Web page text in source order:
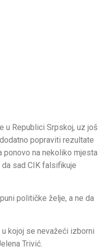
u Republici Srpskoj, uz još
popraviti rezultate
ponovo na nekoliko mjesta
sad CIK falsifikuje
političke želje, a ne da
kojoj se nevažeći izborni
Trivić.